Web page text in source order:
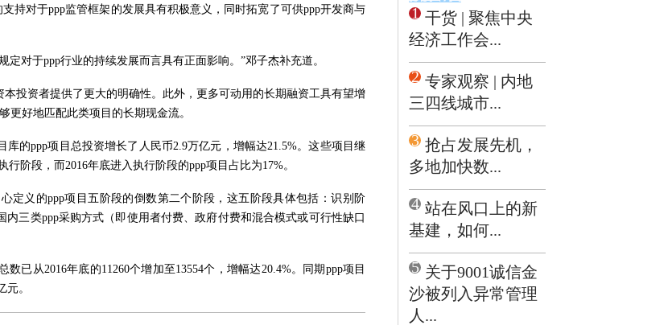
持对于ppp监管框架的发展具有积极意义，同时拓宽了可供ppp开发商与
对于ppp行业的持续发展而言具有正面影响。”邓子杰补充道。
资者提供了更大的明确性。此外，更多可动用的长期融资工具有望增
更好地匹配此类项目的长期现金流。
库的ppp项目总投资增长了人民币2.9万亿元，增幅达21.5%。这些项目继
阶段，而2016年底进入执行阶段的ppp项目占比为17%。
定义的ppp项目五阶段的倒数第二个阶段，这五阶段具体包括：识别阶
三类ppp采购方式（即使用者付费、政府付费和混合模式或可行性缺口
数已从2016年底的11260个增加至13554个，增幅达20.4%。同期ppp项目
。
1 干货 | 聚焦中央
经济工作会...
2 专家观察 | 内地
三四线城市...
3 抢占发展先机，
多地加快数...
4 站在风口上的新
基建，如何...
5 关于9001诚信金
沙被列入异常管理
人...